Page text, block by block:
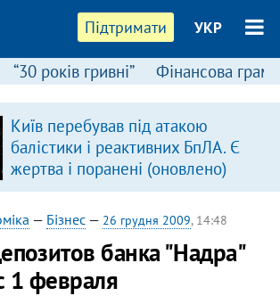
Підтримати УКР
“30 років гривні” Фінансова
Київ перебував під атакою
балістики і реактивних БпЛА. Є
жертва і поранені (оновлено)
— Бізнес— 26 грудня 2009, 14:48
банка "Надра"
1 февраля